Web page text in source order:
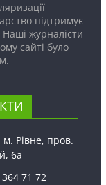
підтримує
журналісти
сайті було
м. Рівне, пров.
6а
71 72